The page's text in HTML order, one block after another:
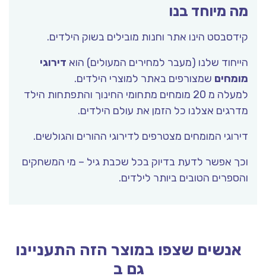
מה מיוחד בנו
קידסבסט הינו אתר וחנות מובילים בשוק הילדים.
הייחוד שלנו (מעבר למחירים המעולים) הוא דירוגי
מומחים שמצורפים באתר למוצרי הילדים.
למעלה מ 20 מומחים מתחומי החינוך והתפתחות הילד
מדרגים אצלנו כל הזמן את עולם הילדים.
דירוגי המומחים מצטרפים לדירוגי ההורים והגולשים.
וכך אפשר לדעת בדיוק בכל שכבת גיל – מי המשחקים
והספרים הטובים ביותר לילדים.
אנשים שצפו במוצר הזה התעניינו
גם ב